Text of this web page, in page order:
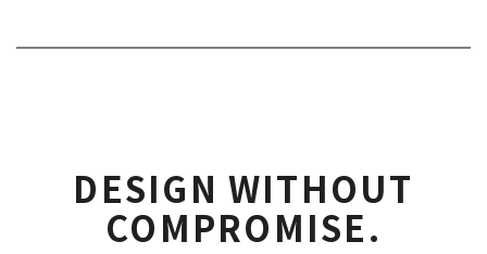
DESIGN WITHOUT
COMPROMISE.